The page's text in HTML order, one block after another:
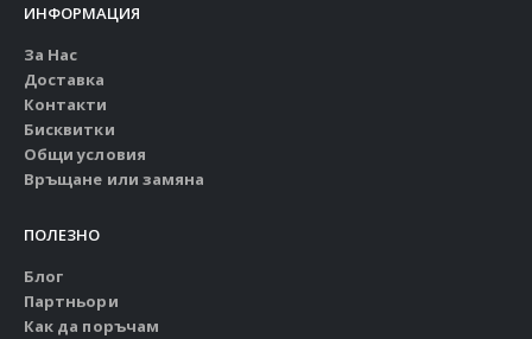
ИНФОРМАЦИЯ
За Нас
Доставка
Контакти
Бисквитки
Общи условия
Връщане или замяна
ПОЛЕЗНО
Блог
Партньори
Как да поръчам